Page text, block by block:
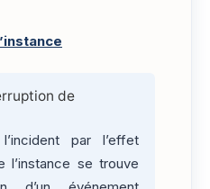
de
par l’effet
l’instance se trouve